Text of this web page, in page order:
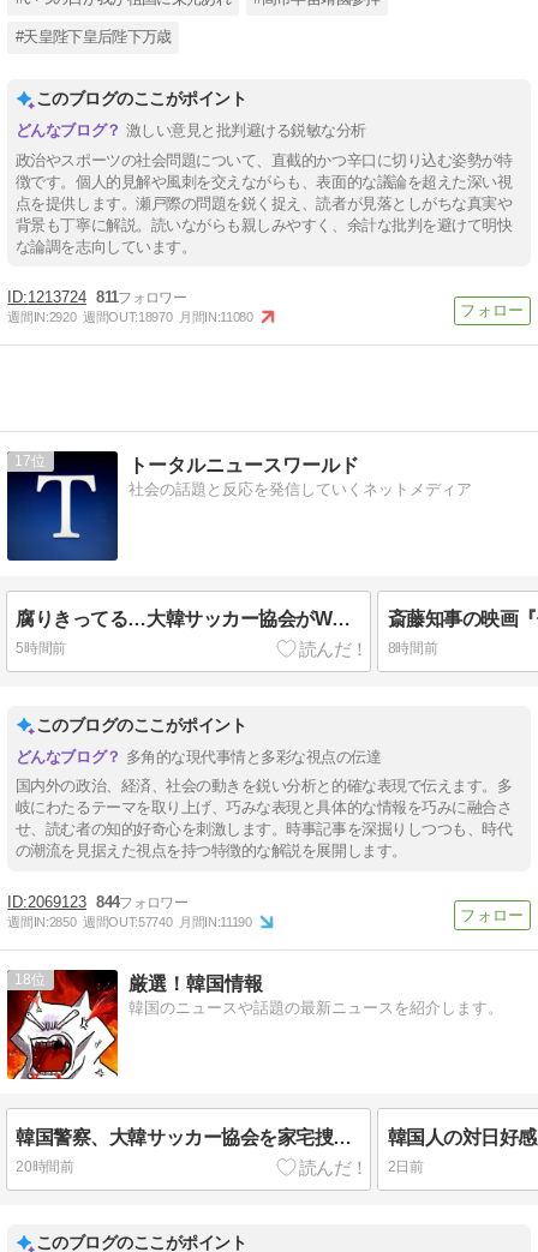
#天皇陛下皇后陛下万歳
このブログのここがポイント
激しい意見と批判避ける鋭敏な分析
政治やスポーツの社会問題について、直截的かつ辛口に切り込む姿勢が特
徴です。個人的見解や風刺を交えながらも、表面的な議論を超えた深い視
点を提供します。瀬戸際の問題を鋭く捉え、読者が見落としがちな真実や
背景も丁寧に解説。読いながらも親しみやすく、余計な批判を避けて明快
な論調を志向しています。
1213724 811
週間IN:2920 週間OUT:18970 月間IN:11080
17 トータルニュースワールド
社会の話題と反応を発信していくネットメディア
腐りきってる…大韓サッカー協会がW杯予選含む試合で、外国人審判へ性接していたことが判明 法人カード不正流用は1496回・2億ウォン超
5時間前 8時間前
このブログのここがポイント
多角的な現代事情と多彩な視点の伝達
国内外の政治、経済、社会の動きを鋭い分析と的確な表現で伝えます。多
岐にわたるテーマを取り上げ、巧みな表現と具体的な情報を巧みに融合さ
せ、読む者の知的好奇心を刺激します。時事記事を深掘りしつつも、時代
の潮流を見据えた視点を持つ特徴的な解説を展開します。
2069123 844
週間IN:2850 週間OUT:57740 月間IN:11190
18 厳選！韓国情報
韓国のニュースや話題の最新ニュースを紹介します。
韓国警察、大韓サッカー協会を家宅捜索 代表監督選考巡り
20時間前 2日前
このブログのここがポイント